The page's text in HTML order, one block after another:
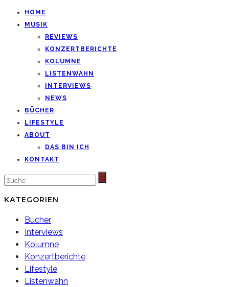
HOME
MUSIK
REVIEWS
KONZERTBERICHTE
KOLUMNE
LISTENWAHN
INTERVIEWS
NEWS
BÜCHER
LIFESTYLE
ABOUT
DAS BIN ICH
KONTAKT
KATEGORIEN
Bücher
Interviews
Kolumne
Konzertberichte
Lifestyle
Listenwahn